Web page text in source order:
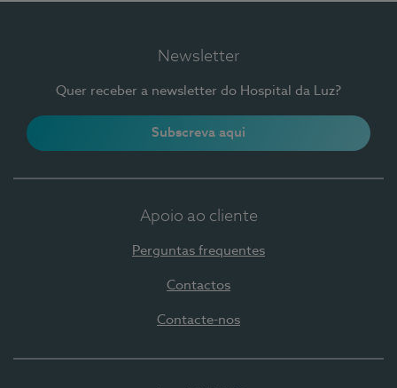
Newsletter
Quer receber a newsletter do Hospital da Luz?
Subscreva aqui
Apoio ao cliente
Perguntas frequentes
Contactos
Contacte-nos